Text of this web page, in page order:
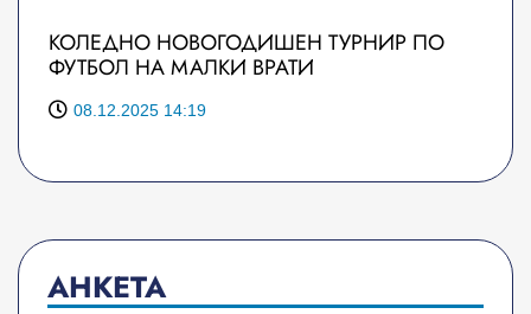
КОЛЕДНО НОВОГОДИШЕН ТУРНИР ПО
ФУТБОЛ НА МАЛКИ ВРАТИ
08.12.2025 14:19
АНКЕТА